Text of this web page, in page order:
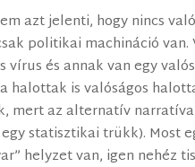
azt jelenti, hogy nincs
politikai machináció van.
vírus és annak van egy
halottak is valóságos
mert az alternatív
statisztikai trükk). Most
helyzet van, igen nehéz